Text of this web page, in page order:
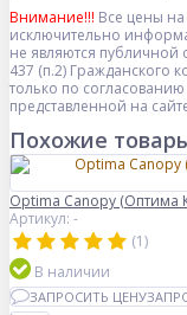
Внимание!!! Все цены
исключительно
не являются
437 (п.2) Гражданского
только по
представленной на
Похожие
Optima Canopy (Оптима
Артикул: -
(1)
В наличии
ЗАПРОСИТЬ ЦЕНУ